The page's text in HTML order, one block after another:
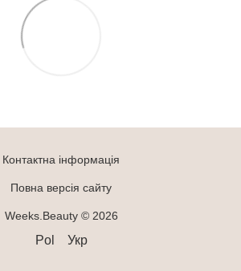
Контактна інформація
Повна версія сайту
Weeks.Beauty © 2026
Pol Укр